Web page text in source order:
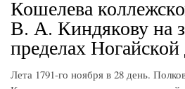
Кошелева
В. А. Киндякову на
пределах Ногайской
Лета 1791-го ноября в 28 день.